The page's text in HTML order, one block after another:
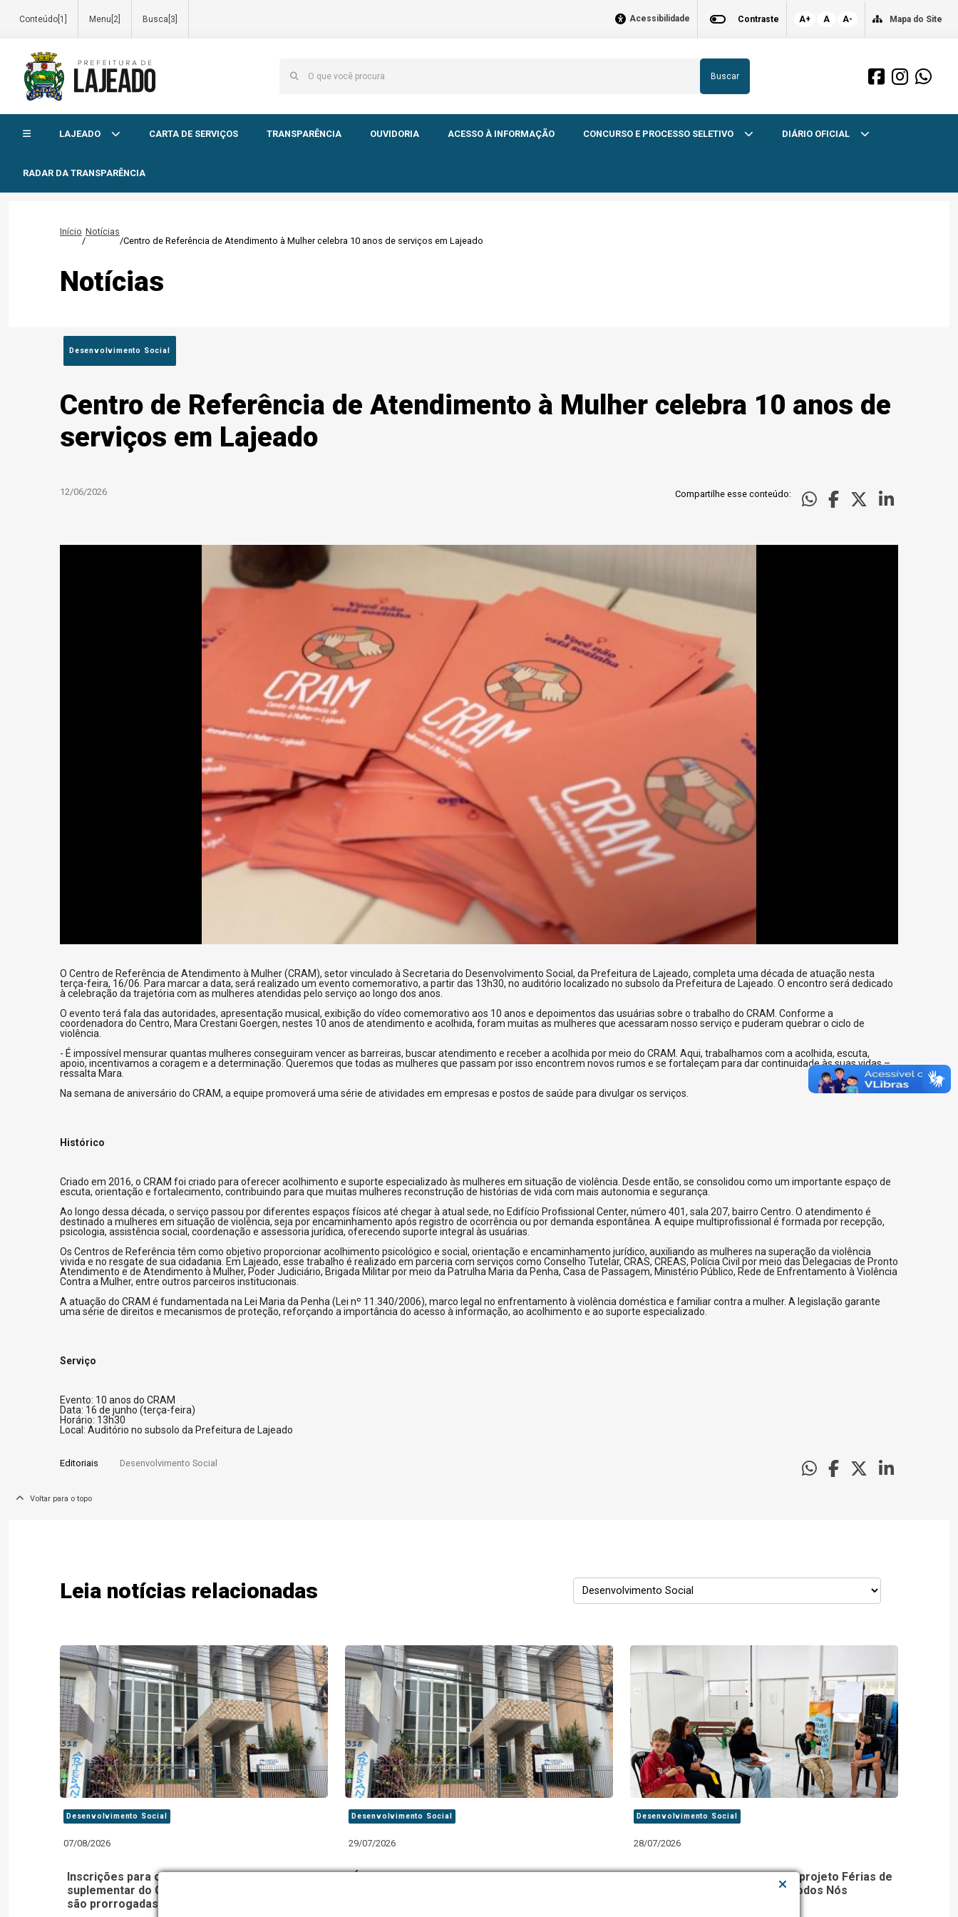
Conteúdo[1] Menu[2] Busca[3] Acessibilidade Contraste A+ A A- Mapa do Site
Buscar
LAJEADO CARTA DE SERVIÇOS TRANSPARÊNCIA OUVIDORIA ACESSO À INFORMAÇÃO CONCURSO E PROCESSO SELETIVO DIÁRIO OFICIAL
RADAR DA TRANSPARÊNCIA
Início
/
Notícias
/Centro de Referência de Atendimento à Mulher celebra 10 anos de serviços em Lajeado
Notícias
Desenvolvimento Social
Centro de Referência de Atendimento à Mulher celebra 10 anos de
serviços em Lajeado
12/06/2026 Compartilhe esse conteúdo:
O Centro de Referência de Atendimento à Mulher (CRAM), setor vinculado à Secretaria do Desenvolvimento Social, da Prefeitura de Lajeado, completa uma década de atuação nesta
terça-feira, 16/06. Para marcar a data, será realizado um evento comemorativo, a partir das 13h30, no auditório localizado no subsolo da Prefeitura de Lajeado. O encontro será dedicado
à celebração da trajetória com as mulheres atendidas pelo serviço ao longo dos anos.
O evento terá fala das autoridades, apresentação musical, exibição do vídeo comemorativo aos 10 anos e depoimentos das usuárias sobre o trabalho do CRAM. Conforme a
coordenadora do Centro, Mara Crestani Goergen, nestes 10 anos de atendimento e acolhida, foram muitas as mulheres que acessaram nosso serviço e puderam quebrar o ciclo de
violência.
- É impossível mensurar quantas mulheres conseguiram vencer as barreiras, buscar atendimento e receber a acolhida por meio do CRAM. Aqui, trabalhamos com a acolhida, escuta,
apoio, incentivamos a coragem e a determinação. Queremos que todas as mulheres que passam por isso encontrem novos rumos e se fortaleçam para dar continuidade às suas vidas –
ressalta Mara.
Na semana de aniversário do CRAM, a equipe promoverá uma série de atividades em empresas e postos de saúde para divulgar os serviços.
Histórico
Criado em 2016, o CRAM foi criado para oferecer acolhimento e suporte especializado às mulheres em situação de violência. Desde então, se consolidou como um importante espaço de
escuta, orientação e fortalecimento, contribuindo para que muitas mulheres reconstrução de histórias de vida com mais autonomia e segurança.
Ao longo dessa década, o serviço passou por diferentes espaços físicos até chegar à atual sede, no Edifício Profissional Center, número 401, sala 207, bairro Centro. O atendimento é
destinado a mulheres em situação de violência, seja por encaminhamento após registro de ocorrência ou por demanda espontânea. A equipe multiprofissional é formada por recepção,
psicologia, assistência social, coordenação e assessoria jurídica, oferecendo suporte integral às usuárias.
Os Centros de Referência têm como objetivo proporcionar acolhimento psicológico e social, orientação e encaminhamento jurídico, auxiliando as mulheres na superação da violência
vivida e no resgate de sua cidadania. Em Lajeado, esse trabalho é realizado em parceria com serviços como Conselho Tutelar, CRAS, CREAS, Polícia Civil por meio das Delegacias de Pronto
Atendimento e de Atendimento à Mulher, Poder Judiciário, Brigada Militar por meio da Patrulha Maria da Penha, Casa de Passagem, Ministério Público, Rede de Enfrentamento à Violência
Contra a Mulher, entre outros parceiros institucionais.
A atuação do CRAM é fundamentada na Lei Maria da Penha (Lei nº 11.340/2006), marco legal no enfrentamento à violência doméstica e familiar contra a mulher. A legislação garante
uma série de direitos e mecanismos de proteção, reforçando a importância do acesso à informação, ao acolhimento e ao suporte especializado.
Serviço
Evento: 10 anos do CRAM
Data: 16 de junho (terça-feira)
Horário: 13h30
Local: Auditório no subsolo da Prefeitura de Lajeado
Editoriais Desenvolvimento Social
Voltar para o topo
Leia notícias relacionadas
Desenvolvimento Social
07/08/2026
Inscrições para o processo de escolha
suplementar do Conselho Tutelar de Lajeado
são prorrogadas até a sexta-feira, 14/08
Desenvolvimento Social
29/07/2026
Últimos dias para se inscrever no processo de
Desenvolvimento Social
28/07/2026
Prefeitura de Lajeado realiza projeto Férias de
Inverno no CRAS Espaço de Todos Nós